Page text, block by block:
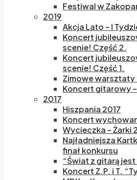
Festiwal w
2019
Akcja Lato – I
Koncert
scenie! Część 2.
Koncert
scenie! Część 1.
Zimowe
Koncert gitarowy
2017
Hiszpania 2017
Koncert
Wycieczka – Żarki
Najładniejsza
finał konkursu
“Świat z gitarą
Koncert Z.P. i T.